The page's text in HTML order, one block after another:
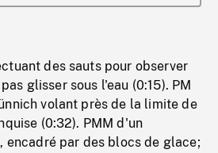
des sauts pour observer
glisser sous l'eau (0:15). PM
volant près de la limite de
(0:32). PMM d'un
encadré par des blocs de glace;